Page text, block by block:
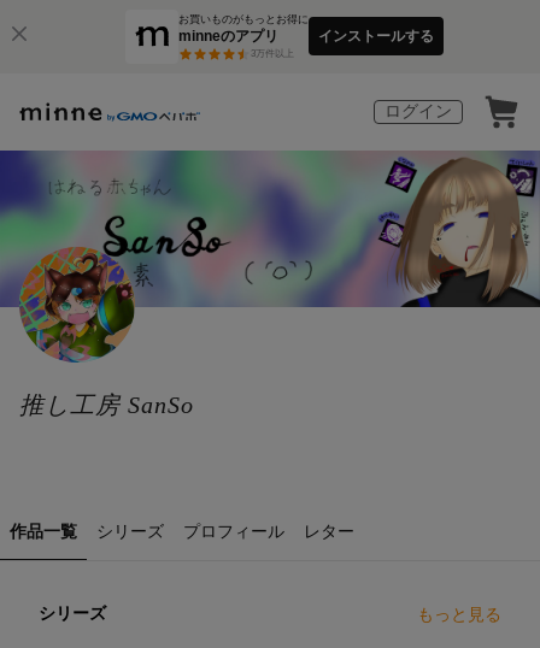
お買いものがもっとお得に
minneのアプリ
3万件以上
インストールする
ログイン
推し工房 SanSo
作品一覧 シリーズ プロフィール レター
シリーズ もっと見る